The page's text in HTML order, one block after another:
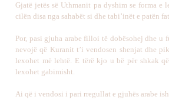
Gjatë jetës së Uthmanit pa dyshim se forma
cilën disa nga sahabët si dhe tabi’inët e patën
Por, pasi gjuha arabe filloi të dobësohej dhe u
nevojë që Kuranit t’i vendosen shenjat dhe
lexohet më lehtë. E tërë kjo u bë për shkak
lexohet gabimisht.
Ai që i vendosi i pari rregullat e gjuhës arabe